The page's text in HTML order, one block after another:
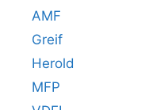
AMF
Greif
Herold
MFP